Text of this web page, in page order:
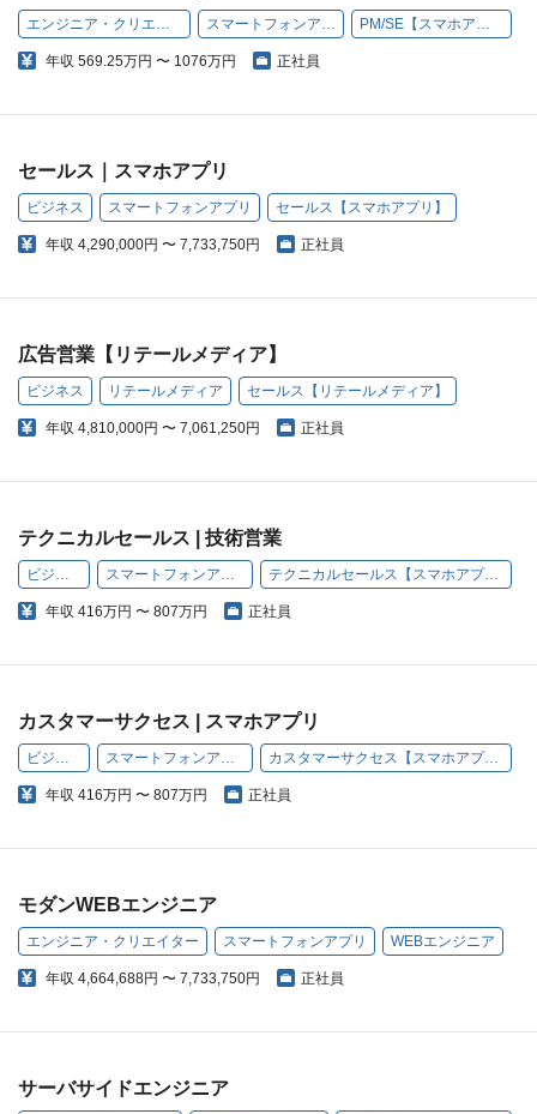
エンジニア・クリエイター スマートフォンアプリ PM/SE【スマホアプリ】
年収 569.25万円 〜 1076万円 正社員
セールス｜スマホアプリ
ビジネス スマートフォンアプリ セールス【スマホアプリ】
年収 4,290,000円 〜 7,733,750円 正社員
広告営業【リテールメディア】
ビジネス リテールメディア セールス【リテールメディア】
年収 4,810,000円 〜 7,061,250円 正社員
テクニカルセールス | 技術営業
ビジネス スマートフォンアプリ テクニカルセールス【スマホアプリ】
年収 416万円 〜 807万円 正社員
カスタマーサクセス | スマホアプリ
ビジネス スマートフォンアプリ カスタマーサクセス【スマホアプリ】
年収 416万円 〜 807万円 正社員
モダンWEBエンジニア
エンジニア・クリエイター スマートフォンアプリ WEBエンジニア
年収 4,664,688円 〜 7,733,750円 正社員
サーバサイドエンジニア